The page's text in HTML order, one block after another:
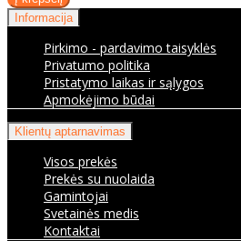
Informacija
Pirkimo - pardavimo taisyklės
Privatumo politika
Pristatymo laikas ir sąlygos
Apmokėjimo būdai
Klientų aptarnavimas
Visos prekės
Prekės su nuolaida
Gamintojai
Svetainės medis
Kontaktai